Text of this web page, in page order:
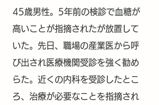
45歳男性。5年前の検診で血糖が
高いことが指摘されたが放置して
いた。先日、職場の産業医から呼
び出され医療機関受診を強く勧め
らた。近くの内科を受診したとこ
ろ、治療が必要なことを指摘され